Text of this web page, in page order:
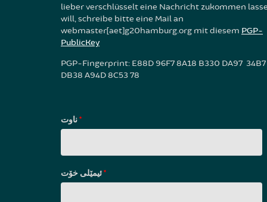
lieber verschlüsselt eine Nachricht zukommen
will, schreibe bitte eine Mail an
webmaster[aet]g20hamburg.org mit diesem PGP-
PublicKey
PGP-Fingerprint: E88D 96F7 8A18 B330 DA97 34B7
DB38 A94D 8C53 78
*
*